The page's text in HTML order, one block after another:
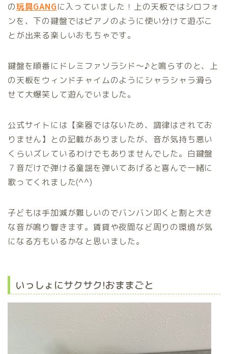
の玩具GANGに入っていました！上の天板ではシロフォ
ンを、下の鍵盤ではピアノのように使い分けて遊ぶこ
とが出来る楽しいおもちゃです。
鍵盤を順番にドレミファソラシド〜♪と鳴らすのと、上
の天板をウィンドチャイムのようにシャラシャラ滑ら
せて大爆笑して遊んでいました。
公式サイトには【楽器ではないため、調律はされてお
りません】との記載がありましたが、音が気持ち悪い
くらいズレているわけでもありませんでした。白鍵盤
７音だけで弾ける童謡を弾いてあげると喜んで一緒に
歌ってくれました(^^)
子どもは手加減が難しいのでバンバン叩くと割と大き
な音が鳴り響きます。賃貸や夜間など周りの環境が気
になる方もいるかなと思いました。
いっしょにサクサク!おままごと